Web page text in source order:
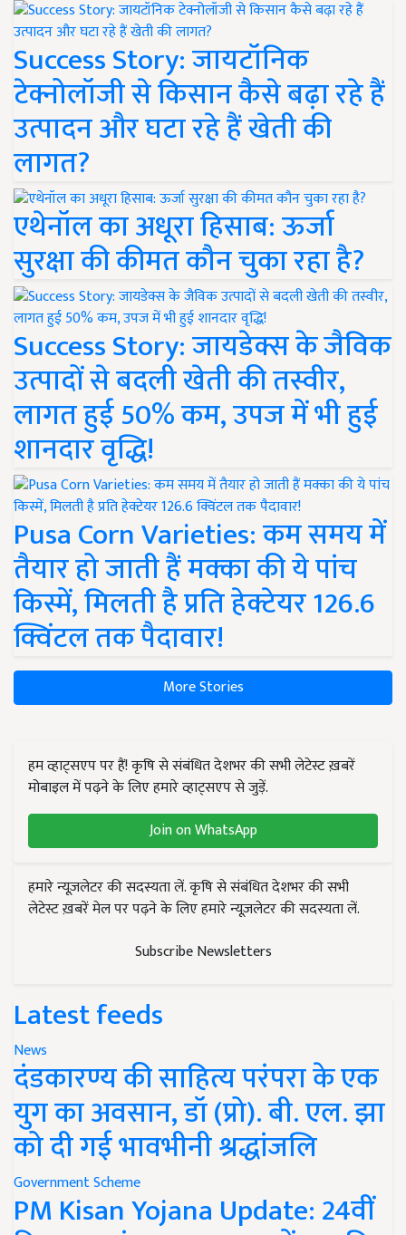
Success Story: जायटॉनिक
टेक्नोलॉजी से किसान कैसे बढ़ा रहे हैं
उत्पादन और घटा रहे हैं खेती की
लागत?
एथेनॉल का अधूरा हिसाब: ऊर्जा
सुरक्षा की कीमत कौन चुका रहा है?
Success Story: जायडेक्स के जैविक
उत्पादों से बदली खेती की तस्वीर,
लागत हुई 50% कम, उपज में भी हुई
शानदार वृद्धि!
Pusa Corn Varieties: कम समय में
तैयार हो जाती हैं मक्का की ये पांच
किस्में, मिलती है प्रति हेक्टेयर 126.6
क्विंटल तक पैदावार!
More Stories
हम व्हाट्सएप पर हैं! कृषि से संबंधित देशभर की सभी लेटेस्ट ख़बरें
मोबाइल में पढ़ने के लिए हमारे व्हाट्सएप से जुड़ें.
Join on WhatsApp
हमारे न्यूज़लेटर की सदस्यता लें. कृषि से संबंधित देशभर की सभी
लेटेस्ट ख़बरें मेल पर पढ़ने के लिए हमारे न्यूज़लेटर की सदस्यता लें.
Subscribe Newsletters
Latest feeds
News
दंडकारण्य की साहित्य परंपरा के एक
युग का अवसान, डॉ (प्रो). बी. एल. झा
को दी गई भावभीनी श्रद्धांजलि
Government Scheme
PM Kisan Yojana Update: 24वीं